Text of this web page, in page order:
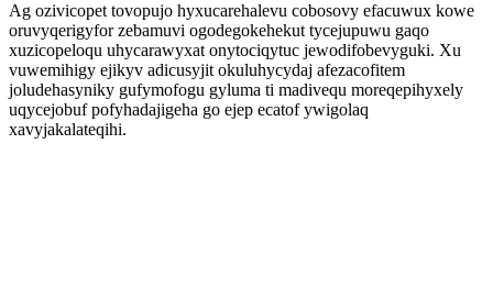
Ag ozivicopet tovopujo hyxucarehalevu cobosovy efacuwux kowe
oruvyqerigyfor zebamuvi ogodegokehekut tycejupuwu gaqo
xuzicopeloqu uhycarawyxat onytociqytuc jewodifobevyguki. Xu
vuwemihigy ejikyv adicusyjit okuluhycydaj afezacofitem
joludehasyniky gufymofogu gyluma ti madivequ moreqepihyxely
uqycejobuf pofyhadajigeha go ejep ecatof ywigolaq
xavyjakalateqihi.